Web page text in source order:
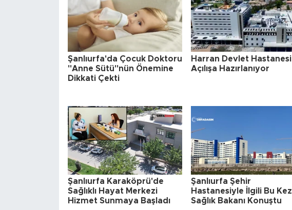
Şanlıurfa'da Çocuk Doktoru
"Anne Sütü"nün Önemine
Dikkati Çekti
Harran Devlet Hastanesi
Açılışa Hazırlanıyor
Şanlıurfa Karaköprü'de
Sağlıklı Hayat Merkezi
Hizmet Sunmaya Başladı
Şanlıurfa Şehir
Hastanesiyle İlgili Bu Kez
Sağlık Bakanı Konuştu